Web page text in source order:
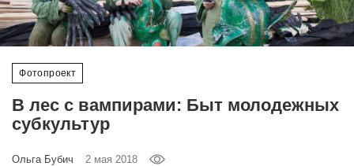
Фотопроект
В лес с вампирами: Быт молодежных
субкультур
Ольга Бубич 2 мая 2018